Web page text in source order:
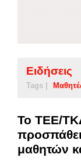
Ειδήσεις
Tags |
Το ΤΕΕ/
μαθητών